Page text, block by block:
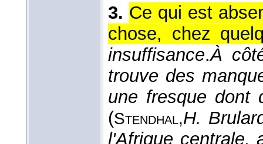
3. Ce qui est
chose, chez
insuffisance.À
trouve des
une fresque dont
(Stendhal,H.
l'Afrique centrale,